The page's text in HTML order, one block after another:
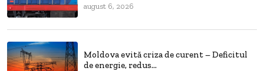
august 6, 2026
Moldova evită criza de curent – Deficitul
de energie, redus...